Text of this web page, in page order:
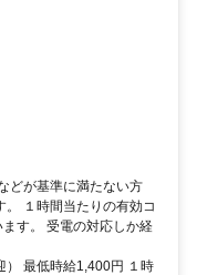
どが基準に満たない方
１時間当たりの有効コ
す。 受電の対応しか経
） 最低時給1,400円 １時